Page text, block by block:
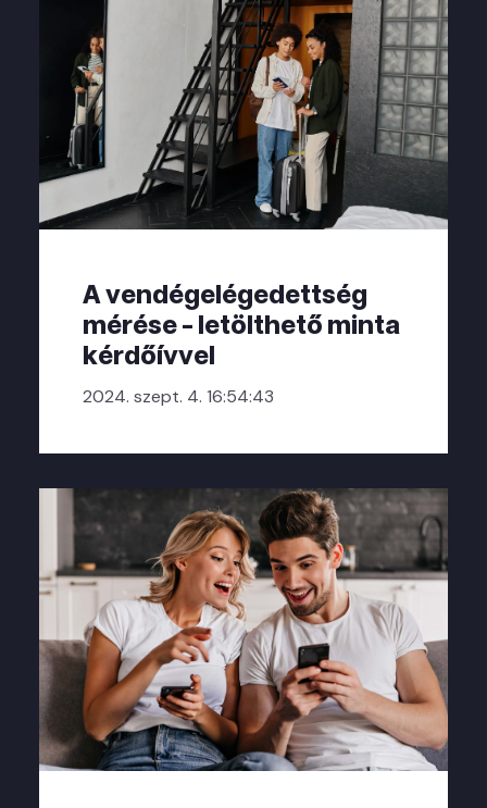
A vendégelégedettség
mérése - letölthető minta
kérdőívvel
2024. szept. 4. 16:54:43